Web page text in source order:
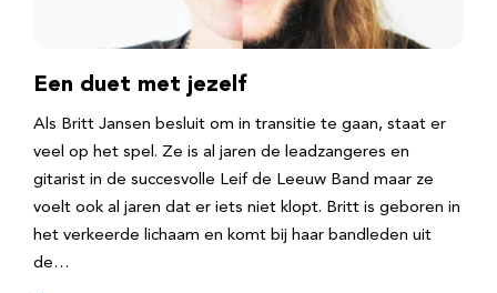
Een duet met jezelf
Als Britt Jansen besluit om in transitie te gaan, staat er
veel op het spel. Ze is al jaren de leadzangeres en
gitarist in de succesvolle Leif de Leeuw Band maar ze
voelt ook al jaren dat er iets niet klopt. Britt is geboren in
het verkeerde lichaam en komt bij haar bandleden uit
de…